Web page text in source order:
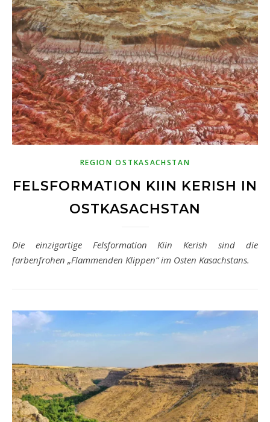
REGION OSTKASACHSTAN
FELSFORMATION KIIN KERISH IN
OSTKASACHSTAN
Die einzigartige Felsformation Kiin Kerish sind die
farbenfrohen „Flammenden Klippen“ im Osten Kasachstans.